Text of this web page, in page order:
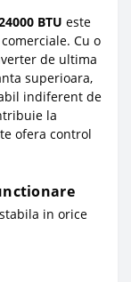
BTU este
Cu o
de ultima
superioara,
indiferent de
la
ofera control
in orice